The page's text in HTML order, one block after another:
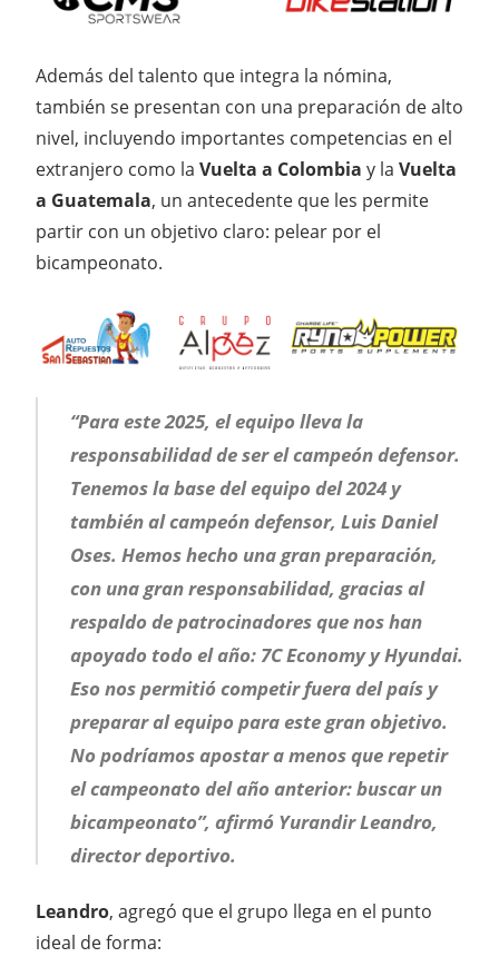
Además del talento que integra la nómina,
también se presentan con una preparación de alto
nivel, incluyendo importantes competencias en el
extranjero como la Vuelta a Colombia y la Vuelta
a Guatemala, un antecedente que les permite
partir con un objetivo claro: pelear por el
bicampeonato.
“Para este 2025, el equipo lleva la
responsabilidad de ser el campeón defensor.
Tenemos la base del equipo del 2024 y
también al campeón defensor, Luis Daniel
Oses. Hemos hecho una gran preparación,
con una gran responsabilidad, gracias al
respaldo de patrocinadores que nos han
apoyado todo el año: 7C Economy y Hyundai.
Eso nos permitió competir fuera del país y
preparar al equipo para este gran objetivo.
No podríamos apostar a menos que repetir
el campeonato del año anterior: buscar un
bicampeonato”, afirmó Yurandir Leandro,
director deportivo.
Leandro, agregó que el grupo llega en el punto
ideal de forma: